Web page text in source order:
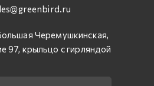
Черемушкинская,
97, крыльцо с гирляндой